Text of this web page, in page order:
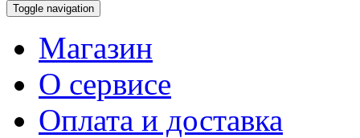
Toggle navigation
Магазин
О cервисе
Оплата и доставка